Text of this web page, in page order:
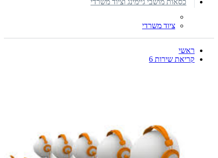
כסאות מושבי גיימינג וציוד משרדי
ציוד משרדי
ראשי
קריאת שירות 6